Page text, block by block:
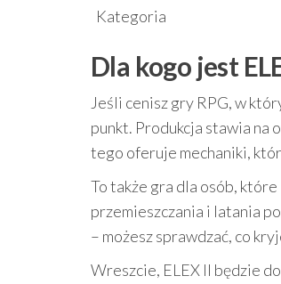
Kategoria
Dla kogo jest
Jeśli cenisz gry RPG, w
punkt. Produkcja stawia na
tego oferuje mechaniki,
To także gra dla osób,
przemieszczania i latania
– możesz sprawdzać, co
Wreszcie, ELEX II będzie